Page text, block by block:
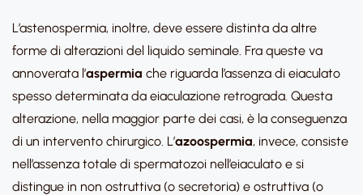
L’astenospermia, inoltre, deve essere distinta da altre
forme di alterazioni del liquido seminale. Fra queste va
annoverata l’aspermia che riguarda l’assenza di eiaculato
spesso determinata da eiaculazione retrograda. Questa
alterazione, nella maggior parte dei casi, è la conseguenza
di un intervento chirurgico. L’azoospermia, invece, consiste
nell’assenza totale di spermatozoi nell’eiaculato e si
distingue in non ostruttiva (o secretoria) e ostruttiva (o